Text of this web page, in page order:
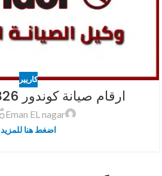
كاريير
ارقام صيانة كوندور 01099948826
Eman EL nagar
اضغط هنا للمزيد